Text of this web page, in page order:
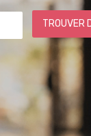
TROUVER